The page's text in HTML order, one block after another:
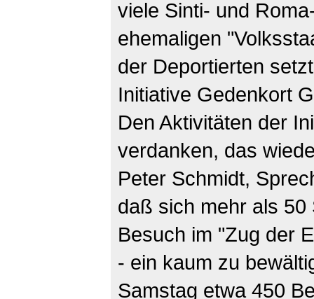
viele Sinti- und
ehemaligen
der Deportierten
Initiative Gedenkort
Den Aktivitäten der
verdanken, das
Peter Schmidt,
daß sich mehr als
Besuch im "Zug der
- ein kaum zu
Samstag etwa 450